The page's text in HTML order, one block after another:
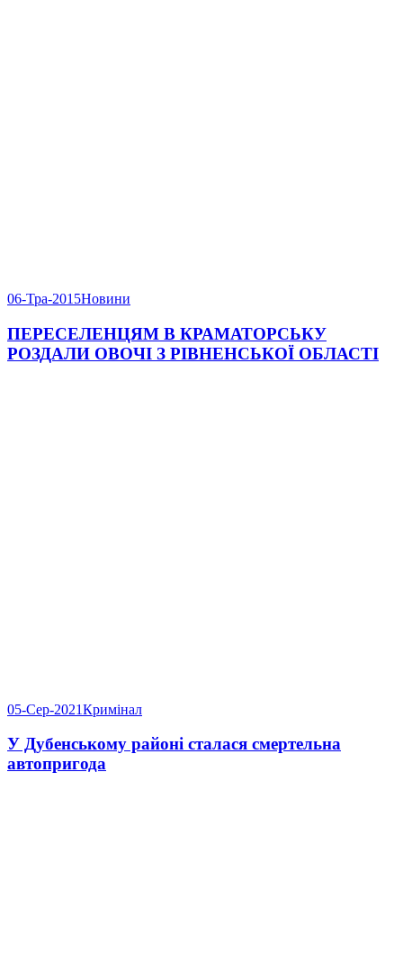
06-Тра-2015Новини
ПЕРЕСЕЛЕНЦЯМ В КРАМАТОРСЬКУ
РОЗДАЛИ ОВОЧІ З РІВНЕНСЬКОЇ ОБЛАСТІ
05-Сер-2021Кримінал
У Дубенському районі сталася смертельна
автопригода